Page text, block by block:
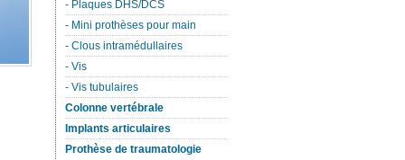
- Plaques DHS/DCS
- Mini prothèses pour main
- Clous intramédullaires
- Vis
- Vis tubulaires
Colonne vertébrale
Implants articulaires
Prothèse de traumatologie